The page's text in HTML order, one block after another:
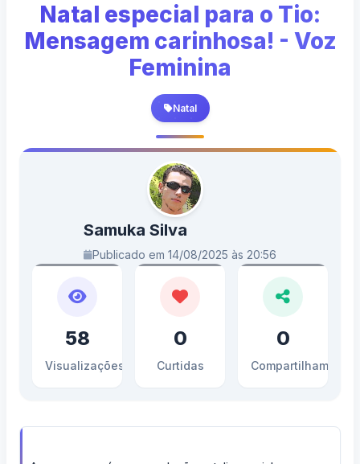
Natal especial para o Tio:
Mensagem carinhosa! - Voz
Feminina
Natal
Samuka Silva
Publicado em 14/08/2025 às 20:56
58
Visualizações
0
Curtidas
0
Compartilhamentos